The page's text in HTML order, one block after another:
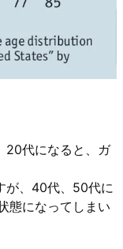
20代になると、ガ
が、40代、50代に
態になってしまい